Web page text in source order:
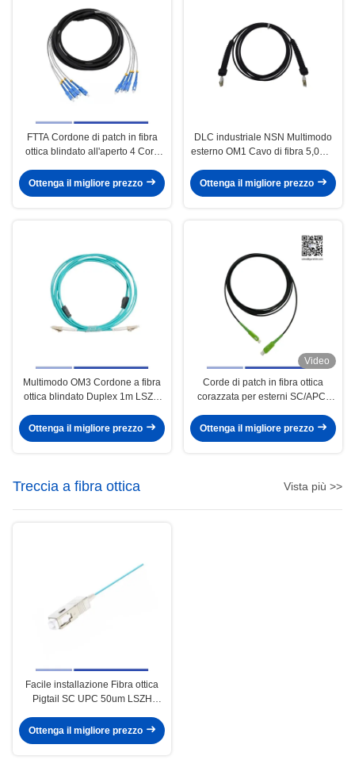
FTTA Cordone di patch in fibra
ottica blindato all'aperto 4 Core
5m
Ottenga il migliore prezzo
DLC industriale NSN Multimodo
esterno OM1 Cavo di fibra 5,0mm
Ottenga il migliore prezzo
Multimodo OM3 Cordone a fibra
ottica blindato Duplex 1m LSZH
Ottenga il migliore prezzo
Video
Corde di patch in fibra ottica
corazzata per esterni SC/APC-
OFNR Giacca UV
Ottenga il migliore prezzo
Treccia a fibra ottica Vista più >>
Facile installazione Fibra ottica
Pigtail SC UPC 50um LSZH
Ottenga il migliore prezzo